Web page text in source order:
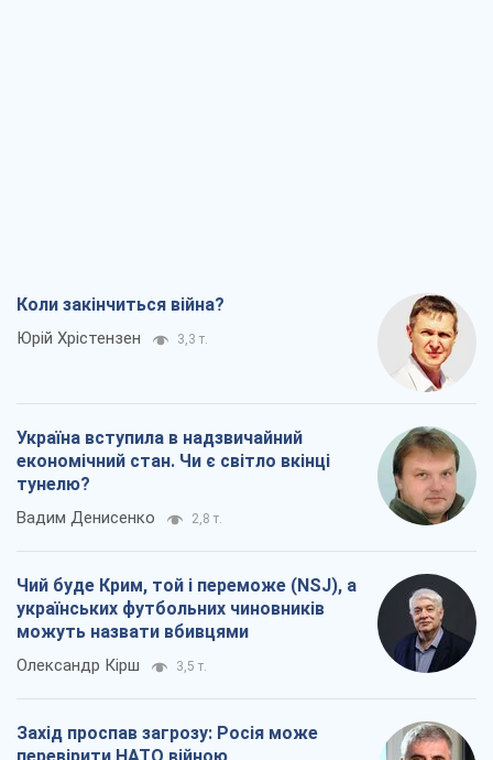
Коли закінчиться війна?
Юрій Хрістензен 3,3 т.
Україна вступила в надзвичайний
економічний стан. Чи є світло вкінці
тунелю?
Вадим Денисенко 2,8 т.
Чий буде Крим, той і переможе (NSJ), а
українських футбольних чиновників
можуть назвати вбивцями
Олександр Кірш 3,5 т.
Захід проспав загрозу: Росія може